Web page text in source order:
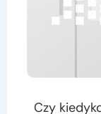
Czy